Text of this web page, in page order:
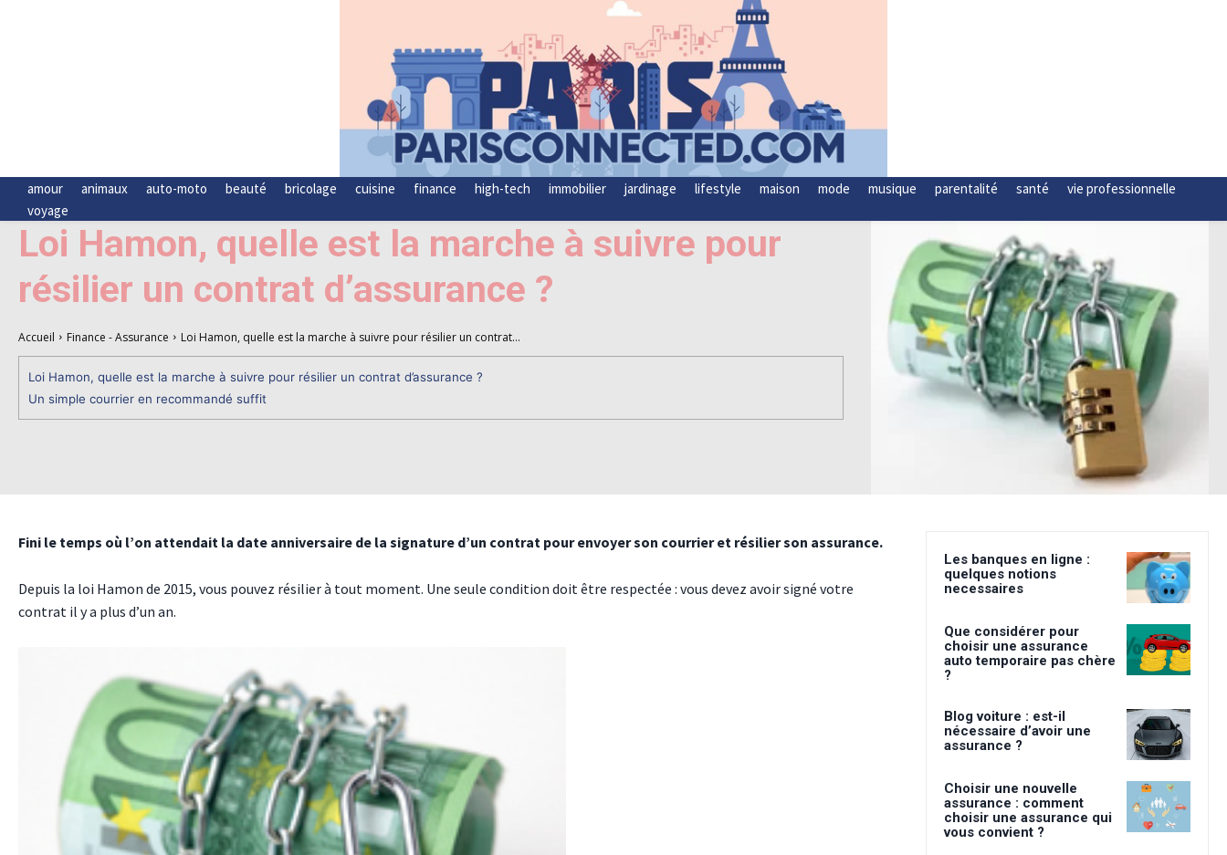
amour animaux auto-moto beauté bricolage cuisine finance high-tech immobilier jardinage lifestyle maison mode musique parentalité santé
vie professionnelle
voyage
Loi Hamon, quelle est la marche à suivre pour
résilier un contrat d’assurance ?
Accueil Finance - Assurance Loi Hamon, quelle est la marche à suivre pour résilier un contrat...
Loi Hamon, quelle est la marche à suivre pour résilier un contrat d’assurance ?
Un simple courrier en recommandé suffit
Fini le temps où l’on attendait la date anniversaire de la signature d’un contrat pour envoyer son courrier et résilier son assurance.
Depuis la loi Hamon de 2015, vous pouvez résilier à tout moment. Une seule condition doit être respectée : vous devez avoir signé votre
contrat il y a plus d’un an.
Les banques en ligne :
quelques notions
necessaires
Que considérer pour
choisir une assurance
auto temporaire pas chère
?
Blog voiture : est-il
nécessaire d’avoir une
assurance ?
Choisir une nouvelle
assurance : comment
choisir une assurance qui
vous convient ?